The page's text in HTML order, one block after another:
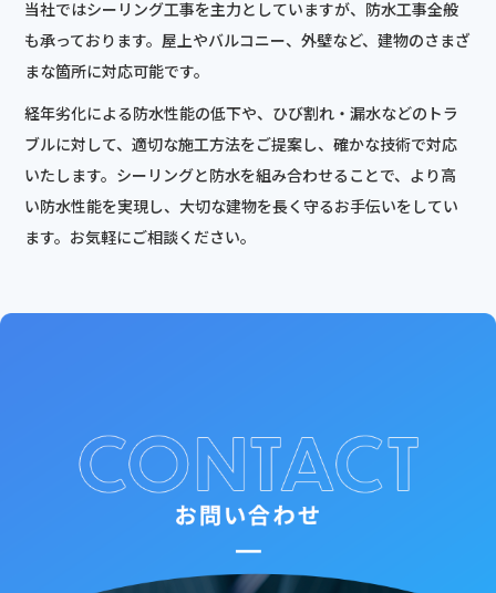
当社ではシーリング工事を主力としていますが、防水工事全般
も承っております。屋上やバルコニー、外壁など、建物のさまざ
まな箇所に対応可能です。
経年劣化による防水性能の低下や、ひび割れ・漏水などのトラ
ブルに対して、適切な施工方法をご提案し、確かな技術で対応
いたします。シーリングと防水を組み合わせることで、より高
い防水性能を実現し、大切な建物を長く守るお手伝いをしてい
ます。お気軽にご相談ください。